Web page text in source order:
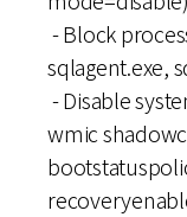
- Block
sqlagent.exe,
- Disable
wmic